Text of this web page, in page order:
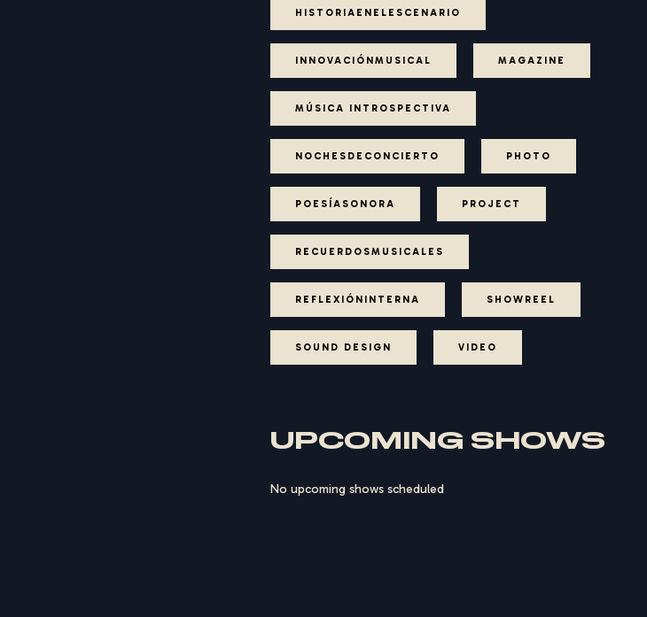
HISTORIAENELESCENARIO
INNOVACIÓNMUSICAL MAGAZINE
MÚSICA INTROSPECTIVA
NOCHESDECONCIERTO PHOTO
POESÍASONORA PROJECT
RECUERDOSMUSICALES
REFLEXIÓNINTERNA SHOWREEL
SOUND DESIGN VIDEO
UPCOMING SHOWS
No upcoming shows scheduled